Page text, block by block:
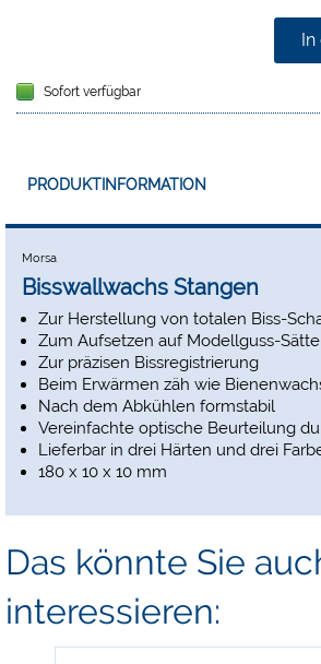
In
Sofort verfügbar
PRODUKTINFORMATION
Morsa
Bisswallwachs Stangen
Zur Herstellung von totalen Biss-
Zum Aufsetzen auf Modellguss-
Zur präzisen Bissregistrierung
Beim Erwärmen zäh wie
Nach dem Abkühlen formstabil
Vereinfachte optische Beurteilung
Lieferbar in drei Härten und drei
180 x 10 x 10 mm
Das könnte Sie
interessieren: